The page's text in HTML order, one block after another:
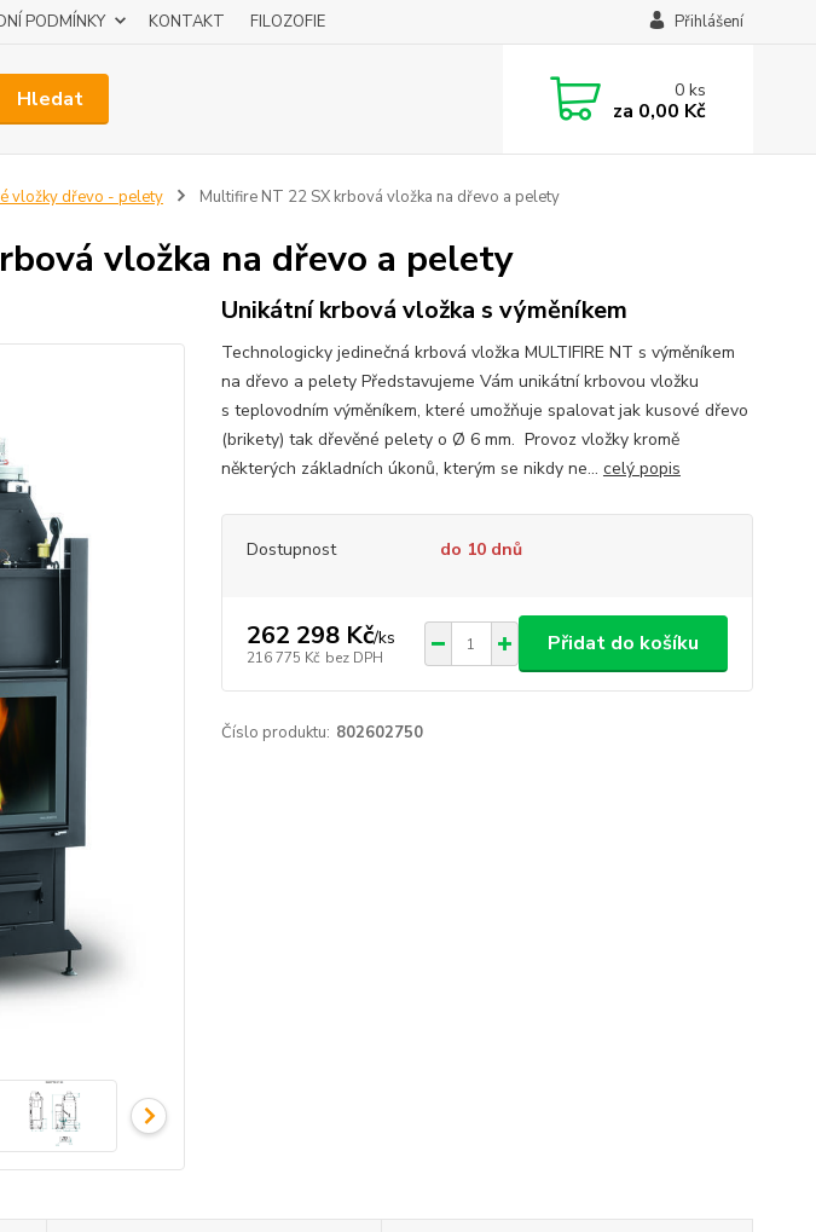
PODMÍNKY KONTAKT FILOZOFIE Přihlášení
Hledat 0ks
za 0,00 Kč
vložky dřevo - pelety Multifire NT 22 SX krbová vložka na dřevo a pelety
vložka na dřevo a pelety
Unikátní krbová vložka s výměníkem
Technologicky jedinečná krbová vložka MULTIFIRE NT s výměníkem
na dřevo a pelety Představujeme Vám unikátní krbovou vložku
s teplovodním výměníkem, které umožňuje spalovat jak kusové dřevo
(brikety) tak dřevěné pelety o Ø 6 mm. Provoz vložky kromě
některých základních úkonů, kterým se nikdy ne... celý popis
Dostupnost do 10 dnů
262 298 Kč/ks
216 775 Kč bez DPH
Přidat do košíku
Číslo produktu: 802602750